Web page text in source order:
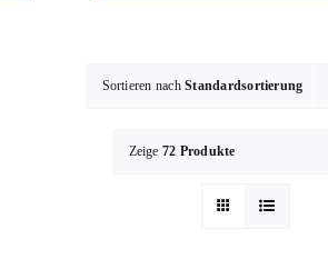
Sortieren nachStandardsortierung
Zeige 72 Produkte